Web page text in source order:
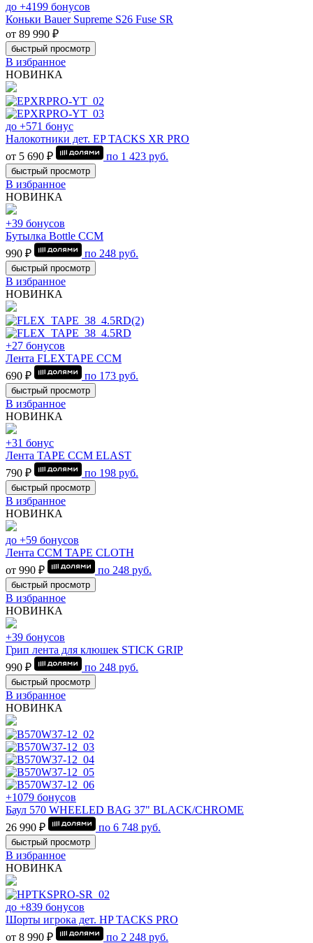
до +4199 бонусов
Коньки Bauer Supreme S26 Fuse SR
от 89 990 ₽
быстрый просмотр
В избранное
НОВИНКА
до +571 бонус
Налокотники дет. EP TACKS XR PRO
от 5 690 ₽
по 1 423 руб.
быстрый просмотр
В избранное
НОВИНКА
+39 бонусов
Бутылка Bottle CCM
990 ₽
по 248 руб.
быстрый просмотр
В избранное
НОВИНКА
+27 бонусов
Лента FLEXTAPE CCM
690 ₽
по 173 руб.
быстрый просмотр
В избранное
НОВИНКА
+31 бонус
Лента TAPE CCM ELAST
790 ₽
по 198 руб.
быстрый просмотр
В избранное
НОВИНКА
до +59 бонусов
Лента CCM TAPE CLOTH
от 990 ₽
по 248 руб.
быстрый просмотр
В избранное
НОВИНКА
+39 бонусов
Грип лента для клюшек STICK GRIP
990 ₽
по 248 руб.
быстрый просмотр
В избранное
НОВИНКА
+1079 бонусов
Баул 570 WHEELED BAG 37" BLACK/CHROME
26 990 ₽
по 6 748 руб.
быстрый просмотр
В избранное
НОВИНКА
до +839 бонусов
Шорты игрока дет. HP TACKS PRO
от 8 990 ₽
по 2 248 руб.